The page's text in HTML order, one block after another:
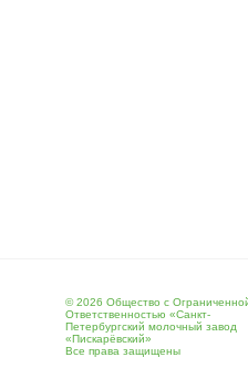
© 2026 Общество с
Ответственностью «Санкт-
Петербургский молочный завод
«Пискарёвский»
Все права защищены